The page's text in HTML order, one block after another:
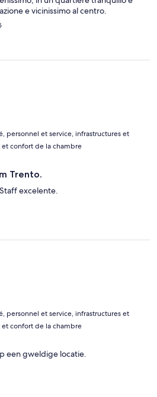
e vicinissimo al centro.
personnel et service, infrastructures et
confort de la chambre
Trento.
excelente.
personnel et service, infrastructures et
confort de la chambre
een gweldige locatie.